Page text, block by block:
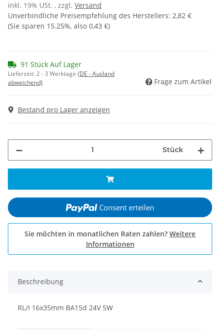
inkl. 19% USt. , zzgl. Versand
Unverbindliche Preisempfehlung des Herstellers: 2,82 €
(Sie sparen 15.25%, also 0,43 €)
91 Stück Auf Lager
Lieferzeit:2 - 3 Werktage (DE - Ausland
abweichend)
Frage zum Artikel
Bestand pro Lager anzeigen
Stück
Consent erteilen
Sie möchten in monatlichen Raten zahlen? Weitere
Informationen
Beschreibung
RL/I 16x35mm BA15d 24V 5W